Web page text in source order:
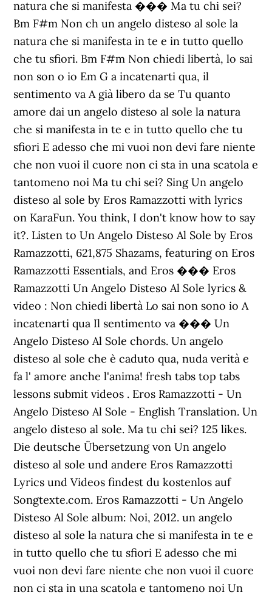
natura che si manifesta ��� Ma tu chi sei?
Bm F#m Non ch un angelo disteso al sole la
natura che si manifesta in te e in tutto quello
che tu sfiori. Bm F#m Non chiedi libertà, lo sai
non son o io Em G a incatenarti qua, il
sentimento va A già libero da se Tu quanto
amore dai un angelo disteso al sole la natura
che si manifesta in te e in tutto quello che tu
sfiori E adesso che mi vuoi non devi fare niente
che non vuoi il cuore non ci sta in una scatola e
tantomeno noi Ma tu chi sei? Sing Un angelo
disteso al sole by Eros Ramazzotti with lyrics
on KaraFun. You think, I don't know how to say
it?. Listen to Un Angelo Disteso Al Sole by Eros
Ramazzotti, 621,875 Shazams, featuring on Eros
Ramazzotti Essentials, and Eros ��� Eros
Ramazzotti Un Angelo Disteso Al Sole lyrics &
video : Non chiedi libertà Lo sai non sono io A
incatenarti qua Il sentimento va ��� Un
Angelo Disteso Al Sole chords. Un angelo
disteso al sole che è caduto qua, nuda verità e
fa l' amore anche l'anima! fresh tabs top tabs
lessons submit videos . Eros Ramazzotti - Un
Angelo Disteso Al Sole - English Translation. Un
angelo disteso al sole. Ma tu chi sei? 125 likes.
Die deutsche Übersetzung von Un angelo
disteso al sole und andere Eros Ramazzotti
Lyrics und Videos findest du kostenlos auf
Songtexte.com. Eros Ramazzotti - Un Angelo
Disteso Al Sole album: Noi, 2012. un angelo
disteso al sole la natura che si manifesta in te e
in tutto quello che tu sfiori E adesso che mi
vuoi non devi fare niente che non vuoi il cuore
non ci sta in una scatola e tantomeno noi Un